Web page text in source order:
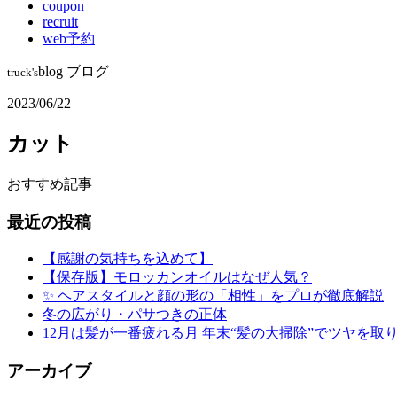
coupon
recruit
web予約
truck'sblog ブログ
2023/06/22
カット
おすすめ記事
最近の投稿
【感謝の気持ちを込めて】
【保存版】モロッカンオイルはなぜ人気？
✨ ヘアスタイルと顔の形の「相性」をプロが徹底解説
冬の広がり・パサつきの正体
12月は髪が一番疲れる月 年末“髪の大掃除”でツヤを取
アーカイブ